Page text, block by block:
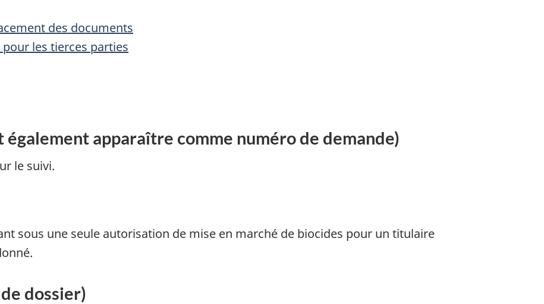
des documents
les tierces parties
apparaître comme numéro de demande)
le suivi.
sous une seule autorisation de mise en marché de biocides pour un titulaire
dossier)